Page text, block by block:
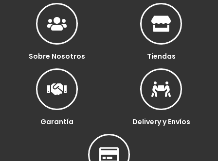
Sobre Nosotros Tiendas
Garantía Delivery y Envíos